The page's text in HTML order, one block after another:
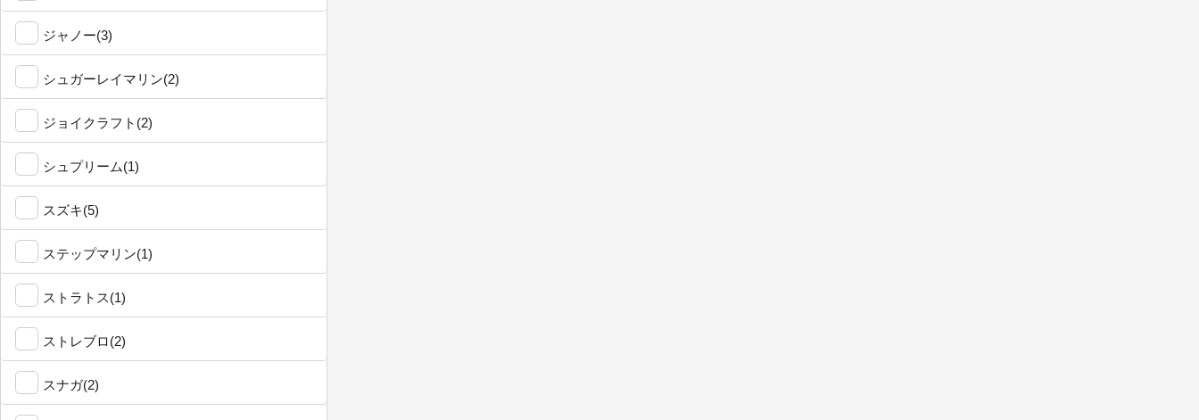
ジャノー(3)
シュガーレイマリン(2)
ジョイクラフト(2)
シュプリーム(1)
スズキ(5)
ステップマリン(1)
ストラトス(1)
ストレブロ(2)
スナガ(2)